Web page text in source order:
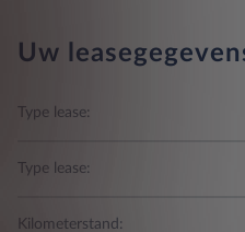
Uw
Type lease:
Type lease:
Kilometerstand: